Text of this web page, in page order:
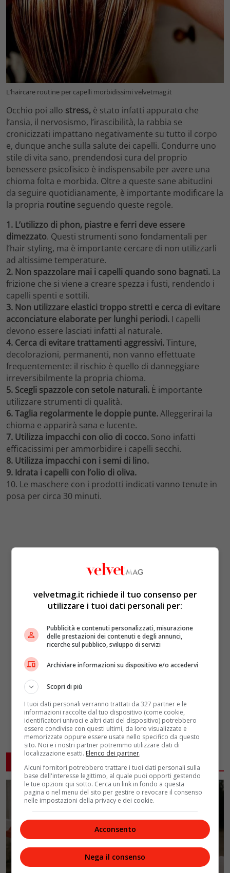
L’haircare routine per capelli morbidissimi velvetmag.it
Occhio poi allo stress, è stato infatti appurato che
l’ansia, il nervosismo, l’irascibilità, la rabbia se
cronicizzati impattano negativamente su tutto il corpo
e, dunque anche sulla salute dei capelli. Condurre uno
stile di vita sano, prendendosi cura del proprio
benessere psicofisico è indispensabile per avere una
chioma folta e morbida. Oltre a queste sane abitudini
da seguire quotidianamente, è importante modificare la
la propria routine seguendo queste regole.
1. L’utilizzo di phon, piastre e ferri deve essere
dimezzato. Questi strumenti sono fondamentali per
l’hair styling, ma è importante cercare di non utilizzarli
ad altissime temperature.
2. Non spazzolare mai i capelli quando sono bagnati. La
frizione che si viene a creare spezza i fusti, rendendo i
capelli spenti e sottili.
3. Non utilizzare elastici troppo stretti e cerca di evitare
acconciature elaborate per lunghi periodi. I capelli
devono essere lasciati infatti al naturale.
4. Cerca di evitare trattamenti aggressivi.Tinture,
decolorazioni, permanenti, non vanno effettuate
frequentemente: il rischio è quello di danneggiare
irreversibilmente la propria chioma.
5. Scegli spazzole con setole naturali. È importante
utilizzare strumenti di qualità.
6. Taglia regolarmente le doppie punte.Alleggerirai la
chioma e apparirà sana e lucente.
7. Utilizza impacchi con olio di cocco. Sono infatti
efficacissimi per ammorbidire i capelli secchi.
8. Utilizza impacchi con i semi di lino.
9. Idrata i capelli con l’olio di oliva.
10. Le maschere con i prodotti indicati vanno tenute in
posa per circa 30 minuti.
velvetmag.it richiede il tuo consenso per
utilizzare i tuoi dati personali per:
Pubblicità e contenuti personalizzati, misurazione
delle prestazioni dei contenuti e degli annunci,
ricerche sul pubblico, sviluppo di servizi
Archiviare informazioni su dispositivo e/o accedervi
Scopri di più
I tuoi dati personali verranno trattati da 327 partner e le
informazioni raccolte dal tuo dispositivo (come cookie,
identificatori univoci e altri dati del dispositivo) potrebbero
essere condivise con questi ultimi, da loro visualizzate e
memorizzate oppure essere usate nello specifico da questo
sito. Noi e i nostri partner potremmo utilizzare dati di
localizzazione esatti. Elenco dei partner.
Alcuni fornitori potrebbero trattare i tuoi dati personali sulla
base dell'interesse legittimo, al quale puoi opporti gestendo
le tue opzioni qui sotto. Cerca un link in fondo a questa
pagina o nel menu del sito per gestire o revocare il consenso
nelle impostazioni della privacy e dei cookie.
Acconsento
Nega il consenso